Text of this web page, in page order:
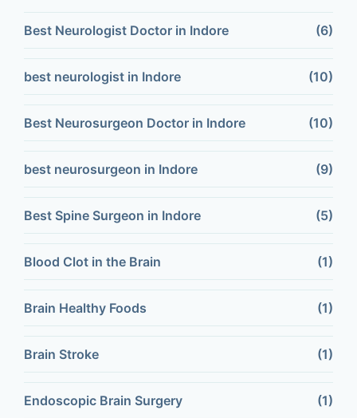
Best Neurologist Doctor in Indore (6)
best neurologist in Indore (10)
Best Neurosurgeon Doctor in Indore (10)
best neurosurgeon in Indore (9)
Best Spine Surgeon in Indore (5)
Blood Clot in the Brain (1)
Brain Healthy Foods (1)
Brain Stroke (1)
Endoscopic Brain Surgery (1)